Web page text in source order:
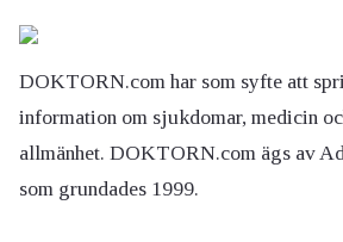
DOKTORN.com har som syfte att
information om sjukdomar, medicin
allmänhet. DOKTORN.com ägs av
som grundades 1999.